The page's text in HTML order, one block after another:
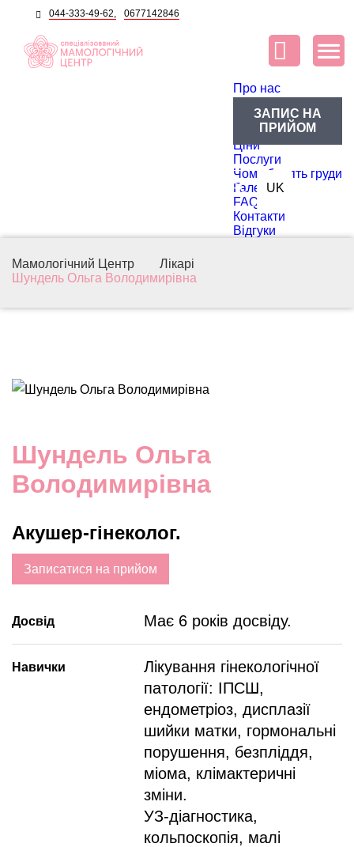
044-333-49-62, 0677142846
Про нас
Блог
Лікарі
Ціни
Послуги
Чому болять груди
Галерея
FAQ
Контакти
Відгуки
RU UK
ЗАПИС НА
ПРИЙОМ
Мамологічний Центр
Лікарі
Шундель Ольга Володимирівна
Шундель Ольга
Володимирівна
Акушер-гінеколог.
Записатися на прийом
Досвід Має 6 років досвіду.
Навички
Лікування гінекологічної
патології: ІПСШ,
ендометріоз, дисплазії
шийки матки, гормональні
порушення, безпліддя,
міома, клімактеричні
зміни.
УЗ-діагностика,
кольпоскопія, малі